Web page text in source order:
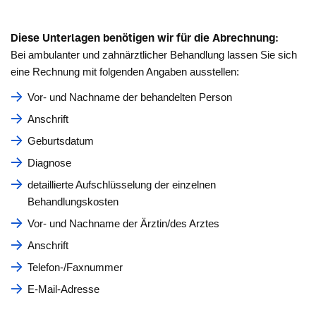
Diese Unterlagen benötigen wir für die Abrechnung:
Bei ambulanter und zahnärztlicher Behandlung lassen Sie sich
eine Rechnung mit folgenden Angaben ausstellen:
Vor- und Nachname der behandelten Person
Anschrift
Geburtsdatum
Diagnose
detaillierte Aufschlüsselung der einzelnen
Behandlungskosten
Vor- und Nachname der Ärztin/des Arztes
Anschrift
Telefon-/Faxnummer
E-Mail-Adresse